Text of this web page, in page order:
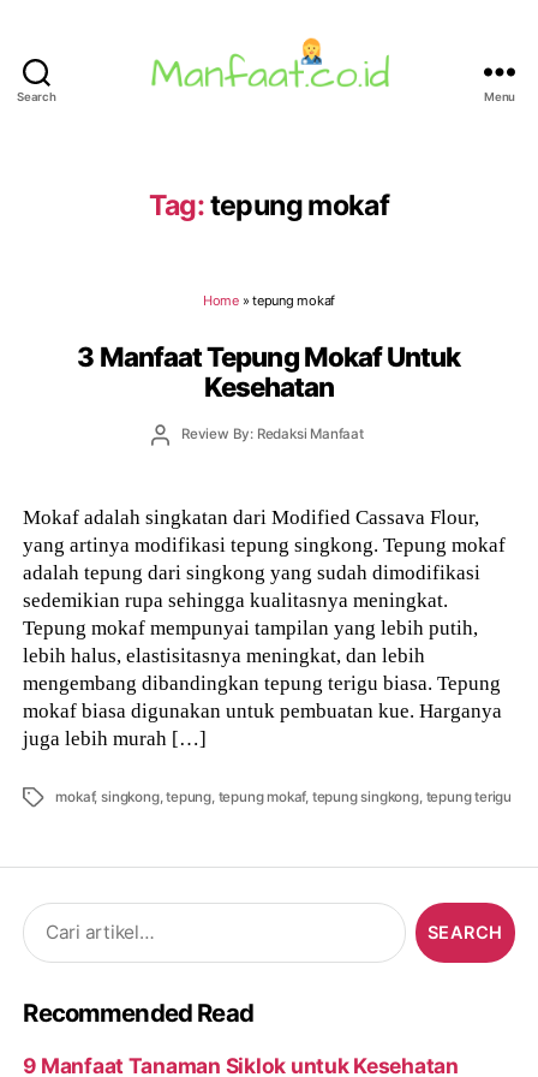
Search Menu
Tag:tepung mokaf
Home»tepung mokaf
3 Manfaat Tepung Mokaf Untuk
Kesehatan
PostReview By: Redaksi Manfaat
Mokaf adalah singkatan dari Modified Cassava Flour,
yang artinya modifikasi tepung singkong. Tepung mokaf
adalah tepung dari singkong yang sudah dimodifikasi
sedemikian rupa sehingga kualitasnya meningkat.
Tepung mokaf mempunyai tampilan yang lebih putih,
lebih halus, elastisitasnya meningkat, dan lebih
mengembang dibandingkan tepung terigu biasa. Tepung
mokaf biasa digunakan untuk pembuatan kue. Harganya
juga lebih murah […]
Tags mokaf,singkong,tepung, tepung mokaf, tepung singkong, tepung terigu
Search
for:
Recommended Read
9 Manfaat Tanaman Siklok untuk Kesehatan